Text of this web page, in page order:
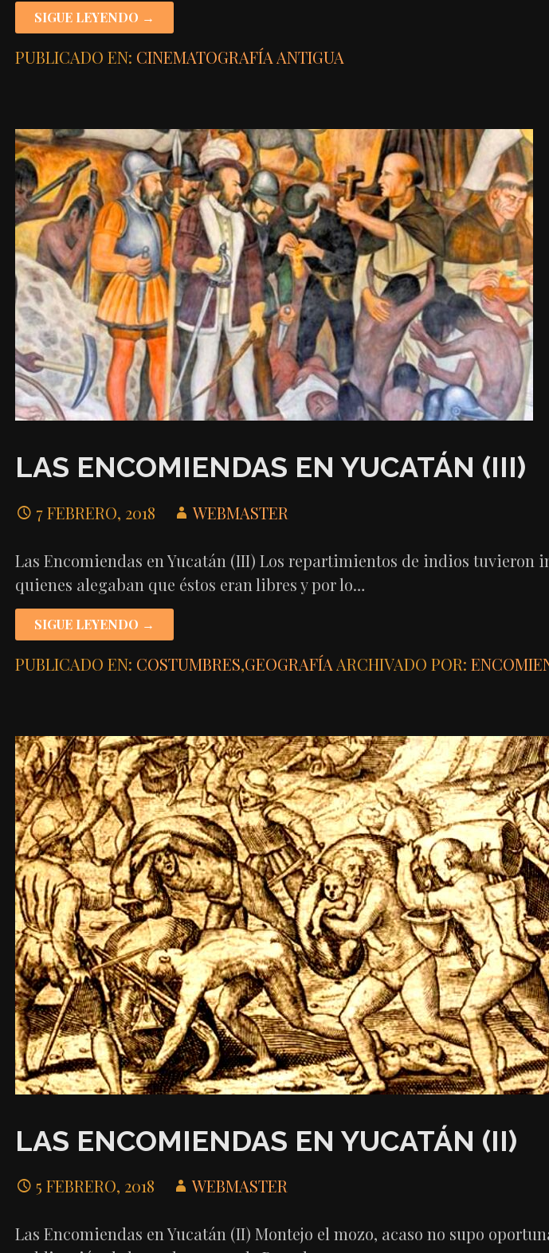
SIGUE LEYENDO →
PUBLICADO EN: CINEMATOGRAFÍA ANTIGUA
LAS ENCOMIENDAS EN YUCATÁN (III)
7 FEBRERO, 2018 WEBMASTER
Las Encomiendas en Yucatán (III) Los repartimientos de indios tuvieron
quienes alegaban que éstos eran libres y por lo…
SIGUE LEYENDO →
PUBLICADO EN: COSTUMBRES,GEOGRAFÍA ARCHIVADO POR:
LAS ENCOMIENDAS EN YUCATÁN (II)
5 FEBRERO, 2018 WEBMASTER
Las Encomiendas en Yucatán (II) Montejo el mozo, acaso no supo